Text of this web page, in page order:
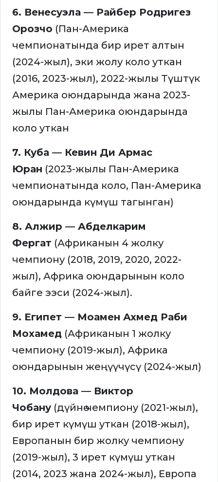
6. Венесуэла — Райбер Родригез
Орозчо (Пан-Америка
чемпионатында бир ирет алтын
(2024-жыл), эки жолу коло уткан
(2016, 2023-жыл), 2022-жылы Түштүк
Америка оюндарында жана 2023-
жылы Пан-Америка оюндарында
коло уткан
7. Куба — Кевин Ди Армас
Юран (2023-жылы Пан-Америка
чемпионатында коло, Пан-Америка
оюндарында күмүш тагынган)
8. Алжир — Абделкарим
Фергат (Африканын 4 жолку
чемпиону (2018, 2019, 2020, 2022-
жыл), Африка оюндарынын коло
байге ээси (2024-жыл).
9. Египет — Моамен Ахмед Раби
Мохамед (Африканын 1 жолку
чемпиону (2019-жыл), Африка
оюндарынын жеңүүчүсү (2024-жыл)
10. Молдова — Виктор
Чобану (дүйнө чемпиону (2021-жыл),
бир ирет күмүш уткан (2018-жыл),
Европанын бир жолку чемпиону
(2019-жыл), 3 ирет күмүш уткан
(2014, 2023 жана 2024-жыл), Европа